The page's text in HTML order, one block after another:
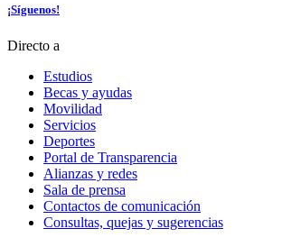
¡Síguenos!
Directo a
Estudios
Becas y ayudas
Movilidad
Servicios
Deportes
Portal de Transparencia
Alianzas y redes
Sala de prensa
Contactos de comunicación
Consultas, quejas y sugerencias